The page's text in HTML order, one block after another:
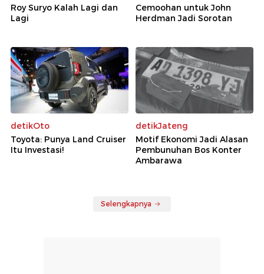
Roy Suryo Kalah Lagi dan
Lagi
Cemoohan untuk John
Herdman Jadi Sorotan
detikOto
Toyota: Punya Land Cruiser
Itu Investasi!
detikJateng
Motif Ekonomi Jadi Alasan
Pembunuhan Bos Konter
Ambarawa
Selengkapnya